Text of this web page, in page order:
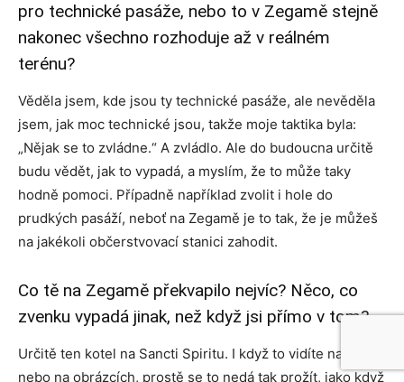
pro technické pasáže, nebo to v Zegamě stejně
nakonec všechno rozhoduje až v reálném
terénu?
Věděla jsem, kde jsou ty technické pasáže, ale nevěděla
jsem, jak moc technické jsou, takže moje taktika byla:
„Nějak se to zvládne.“ A zvládlo. Ale do budoucna určitě
budu vědět, jak to vypadá, a myslím, že to může taky
hodně pomoci. Případně například zvolit i hole do
prudkých pasáží, neboť na Zegamě je to tak, že je můžeš
na jakékoli občerstvovací stanici zahodit.
Co tě na Zegamě překvapilo nejvíc? Něco, co
zvenku vypadá jinak, než když jsi přímo v tom?
Určitě ten kotel na Sancti Spiritu. I když to vidíte na videu
nebo na obrázcích, prostě se to nedá tak prožít, jako když